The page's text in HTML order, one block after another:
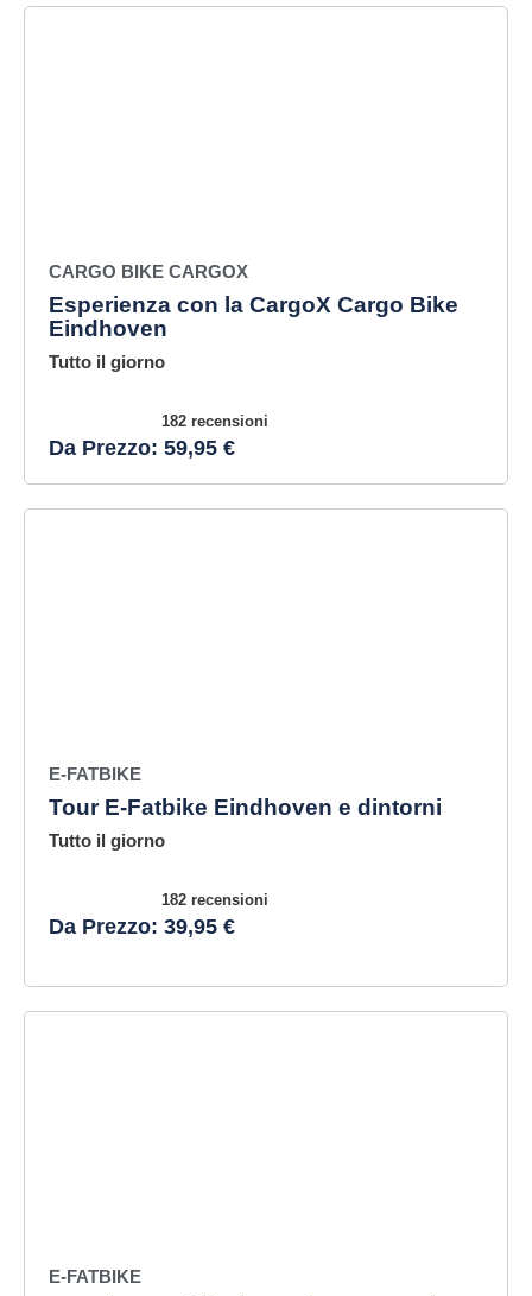
CARGO BIKE CARGOX
Esperienza con la CargoX Cargo Bike
Eindhoven
Tutto il giorno
182 recensioni
Da Prezzo: 59,95 €
E-FATBIKE
Tour E-Fatbike Eindhoven e dintorni
Tutto il giorno
182 recensioni
Da Prezzo: 39,95 €
E-FATBIKE